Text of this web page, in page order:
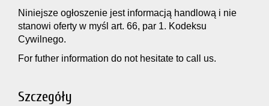
Niniejsze ogłoszenie jest informacją handlową i nie
stanowi oferty w myśl art. 66, par 1. Kodeksu
Cywilnego.
For futher information do not hesitate to call us.
Szczegóły